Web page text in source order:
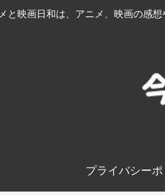
と映画日和は、アニメ、映画の感
プライバシー